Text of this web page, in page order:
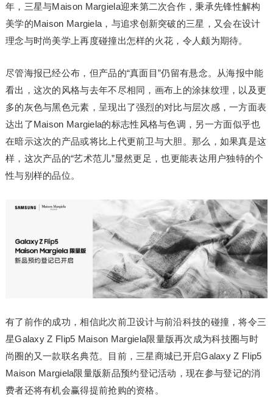
年，三星与Maison Margiela迎来第二次合作，秉承先锋性解构
美学的Maison Margiela，与追求创新突破的三星，又会在设计
理念与时尚美学上再度碰撞出怎样的火花，令人颇为期待。
尽管海报已经公布，但产品的“真面目”仍留有悬念。从海报中能
看出，这次的风格与去年不尽相同，画布上的涂抹纹理，以及更
多的灰色与黑色元素，呈现出了强烈的对比与层次感，一方面表
达出了Maison Margiela的标志性风格与色调，另一方面似乎也
在暗示这次的产品或将比上代更前卫与大胆。那么，如果真是这
样，这次产品的“艺术范儿”显然更足，也更能表达用户独特的个
性与别样的品位。
有了前作的成功，相信此次前卫设计与前沿科技的碰撞，将令三
星Galaxy Z Flip5 Maison Margiela限量版再次成为科技圈与时
尚圈的又一款联名典范。目前，三星商城已开启Galaxy Z Flip5
Maison Margiela限量版新品预约登记活动，现在参与登记的消
费者还将有机会赢得提前抢购的资格。